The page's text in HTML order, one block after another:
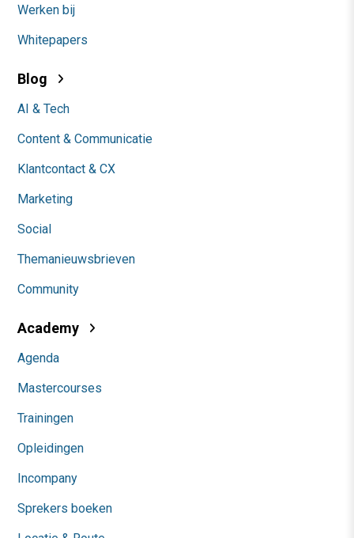
Werken bij
Whitepapers
Blog
AI & Tech
Content & Communicatie
Klantcontact & CX
Marketing
Social
Themanieuwsbrieven
Community
Academy
Agenda
Mastercourses
Trainingen
Opleidingen
Incompany
Sprekers boeken